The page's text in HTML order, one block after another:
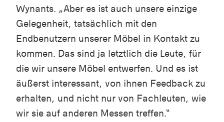
Wynants. „Aber es ist auch unsere einzige
Gelegenheit, tatsächlich mit den
Endbenutzern unserer Möbel in Kontakt zu
kommen. Das sind ja letztlich die Leute, für
die wir unsere Möbel entwerfen. Und es ist
äußerst interessant, von ihnen Feedback zu
erhalten, und nicht nur von Fachleuten, wie
wir sie auf anderen Messen treffen.“